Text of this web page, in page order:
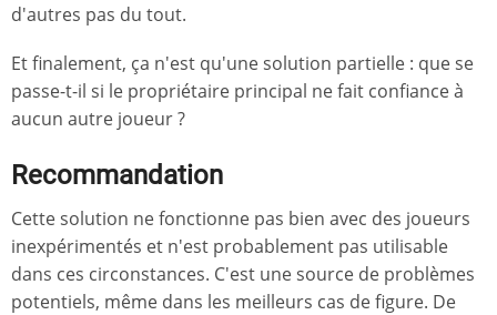
d'autres pas du tout.
Et finalement, ça n'est qu'une solution partielle : que se
passe-t-il si le propriétaire principal ne fait confiance à
aucun autre joueur ?
Recommandation
Cette solution ne fonctionne pas bien avec des joueurs
inexpérimentés et n'est probablement pas utilisable
dans ces circonstances. C'est une source de problèmes
potentiels, même dans les meilleurs cas de figure. De